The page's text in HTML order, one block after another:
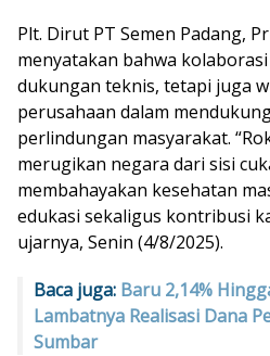
Plt. Dirut PT Semen Padang,
menyatakan bahwa
dukungan teknis, tetapi juga
perusahaan dalam
perlindungan masyarakat.
merugikan negara dari sisi
membahayakan kesehatan
edukasi sekaligus kontribusi
ujarnya, Senin (4/8/2025).
Baca juga: Baru 2,14%
Lambatnya Realisasi Dana
Sumbar